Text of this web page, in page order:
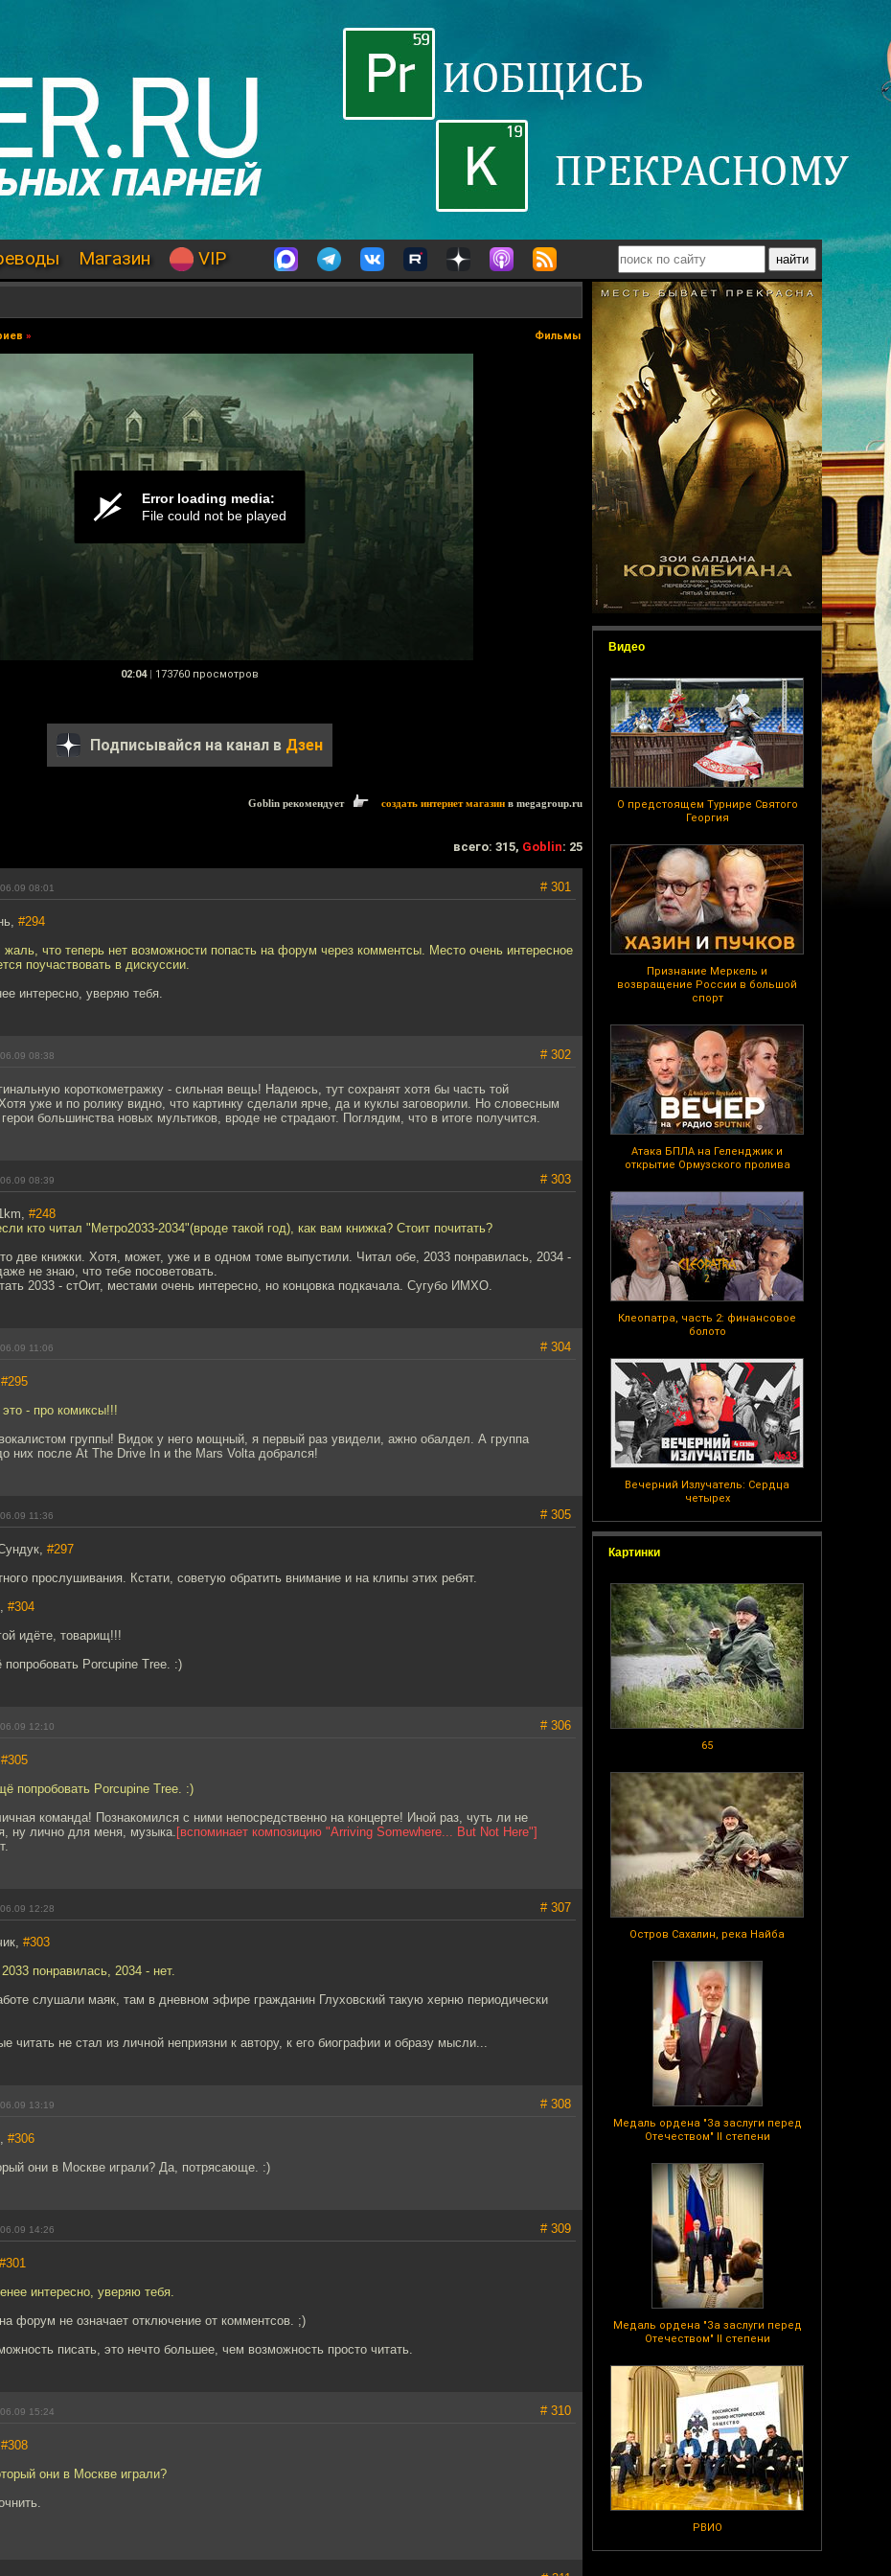
Магазин VIP
Видео
О предстоящем Турнире Святого
Георгия
Признание Меркель и
возвращение России в большой
спорт
Атака БПЛА на Геленджик и
открытие Ормузского пролива
Клеопатра, часть 2: финансовое
болото
Вечерний Излучатель: Сердца
четырех
Картинки
65
Остров Сахалин, река Найба
Медаль ордена "За заслуги перед
Отечеством" II степени
Медаль ордена "За заслуги перед
Отечеством" II степени
РВИО
» Фильмы
02:04 | 173760 просмотров
Подписывайся на канал в Дзен
Goblin рекомендует создать интернет магазин в megagroup.ru
всего: 315, Goblin: 25
08:01 # 301
#294
жаль, что теперь нет возможности попасть на форум через комментсы. Место очень интересное
поучаствовать в дискуссии.
интересно, уверяю тебя.
08:38 # 302
короткометражку - сильная вещь! Надеюсь, тут сохранят хотя бы часть той
уже и по ролику видно, что картинку сделали ярче, да и куклы заговорили. Но словесным
большинства новых мультиков, вроде не страдают. Поглядим, что в итоге получится.
08:39 # 303
#248
кто читал "Метро2033-2034"(вроде такой год), как вам книжка? Стоит почитать?
две книжки. Хотя, может, уже и в одном томе выпустили. Читал обе, 2033 понравилась, 2034 -
не знаю, что тебе посоветовать.
2033 - стОит, местами очень интересно, но концовка подкачала. Сугубо ИМХО.
11:06 # 304
#295
- про комиксы!!!
группы! Видок у него мощный, я первый раз увидели, ажно обалдел. А группа
них после At The Drive In и the Mars Volta добрался!
11:36 # 305
#297
прослушивания. Кстати, советую обратить внимание и на клипы этих ребят.
#304
идёте, товарищ!!!
Porcupine Tree. :)
12:10 # 306
#305
попробовать Porcupine Tree. :)
команда! Познакомился с ними непосредственно на концерте! Иной раз, чуть ли не
ну лично для меня, музыка. [вспоминает композицию "Arriving Somewhere... But Not Here"]
12:28 # 307
#303
понравилась, 2034 - нет.
слушали маяк, там в дневном эфире гражданин Глуховский такую херню периодически
читать не стал из личной неприязни к автору, к его биографии и образу мысли...
13:19 # 308
#306
они в Москве играли? Да, потрясающе. :)
14:26 # 309
#301
интересно, уверяю тебя.
на форум не означает отключение от комментсов. ;)
писать, это нечто большее, чем возможность просто читать.
15:24 # 310
#308
они в Москве играли?